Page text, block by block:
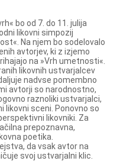
bo od 7. do 11. julija
likovni simpozij
Na njem bo sodelovalo
avtorjev, ki z izjemo
na »Vrh umetnosti«.
likovnih ustvarjalcev
nadvse pomembno
avtorji so narodnostno,
raznoliki ustvarjalci,
likovni sceni. Ponovno so
likovniki. Za
prepoznavna,
poetika.
da vsak avtor na
svoj ustvarjalni klic.